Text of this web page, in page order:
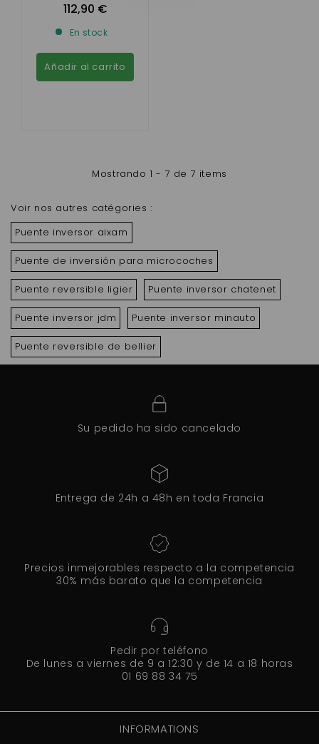
112,90 €
En stock
Añadir al carrito
Mostrando 1 - 7 de 7 items
Voir nos autres catégories :
Puente inversor aixam
Puente de inversión para microcoches
Puente reversible ligier Puente inversor chatenet
Puente inversor jdm Puente inversor minauto
Puente reversible de bellier
Su pedido ha sido cancelado
Entrega de 24h a 48h en toda Francia
Precios inmejorables respecto a la competencia
30% más barato que la competencia
Pedir por teléfono
De lunes a viernes de 9 a 12:30 y de 14 a 18 horas
01 69 88 34 75
INFORMATIONS